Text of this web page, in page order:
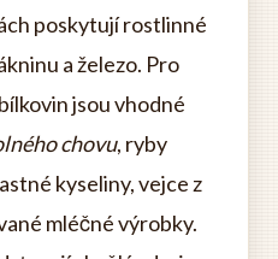
poskytují rostlinné
a železo. Pro
jsou vhodné
chovu, ryby
kyseliny, vejce z
mléčné výrobky.